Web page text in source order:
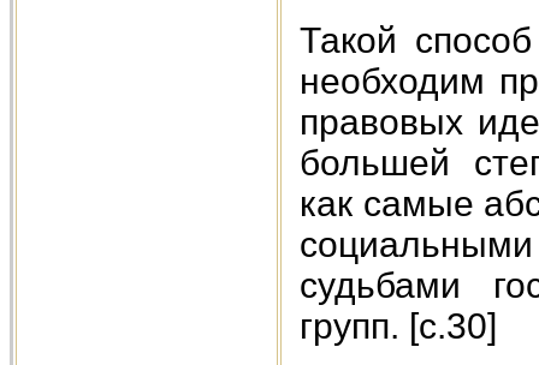
Такой
необходим
правовых
большей
как самые
судьбами
групп. [c.30]